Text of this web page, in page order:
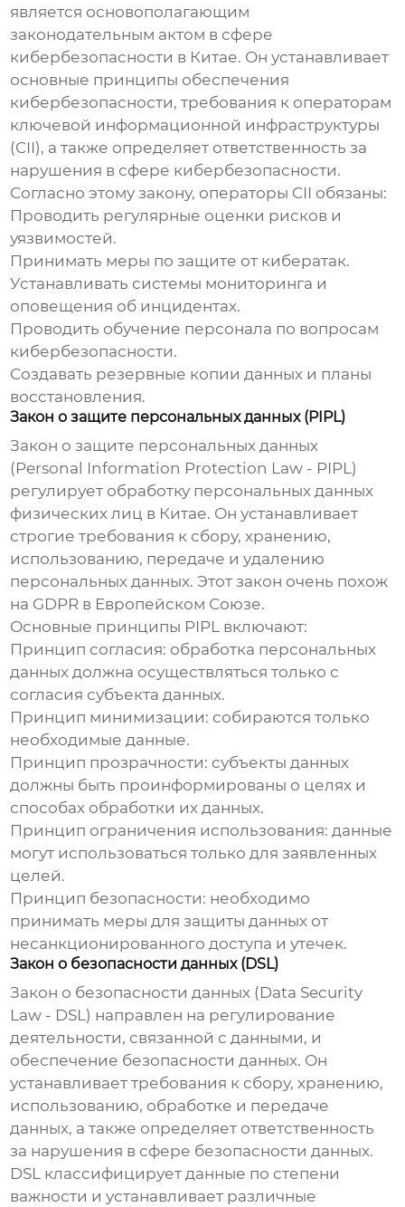
является основополагающим
законодательным актом в сфере
кибербезопасности в Китае. Он устанавливает
основные принципы обеспечения
кибербезопасности, требования к операторам
ключевой информационной инфраструктуры
(CII), а также определяет ответственность за
нарушения в сфере кибербезопасности.
Согласно этому закону, операторы CII обязаны:
Проводить регулярные оценки рисков и
уязвимостей.
Принимать меры по защите от кибератак.
Устанавливать системы мониторинга и
оповещения об инцидентах.
Проводить обучение персонала по вопросам
кибербезопасности.
Создавать резервные копии данных и планы
восстановления.
Закон о защите персональных данных (PIPL)
Закон о защите персональных данных
(Personal Information Protection Law - PIPL)
регулирует обработку персональных данных
физических лиц в Китае. Он устанавливает
строгие требования к сбору, хранению,
использованию, передаче и удалению
персональных данных. Этот закон очень похож
на GDPR в Европейском Союзе.
Основные принципы PIPL включают:
Принцип согласия: обработка персональных
данных должна осуществляться только с
согласия субъекта данных.
Принцип минимизации: собираются только
необходимые данные.
Принцип прозрачности: субъекты данных
должны быть проинформированы о целях и
способах обработки их данных.
Принцип ограничения использования: данные
могут использоваться только для заявленных
целей.
Принцип безопасности: необходимо
принимать меры для защиты данных от
несанкционированного доступа и утечек.
Закон о безопасности данных (DSL)
Закон о безопасности данных (Data Security
Law - DSL) направлен на регулирование
деятельности, связанной с данными, и
обеспечение безопасности данных. Он
устанавливает требования к сбору, хранению,
использованию, обработке и передаче
данных, а также определяет ответственность
за нарушения в сфере безопасности данных.
DSL классифицирует данные по степени
важности и устанавливает различные